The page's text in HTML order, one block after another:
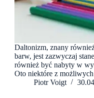
Daltonizm, znany
barw, jest zazwyczaj
również być nabyty w
Oto niektóre z
Piotr Voigt